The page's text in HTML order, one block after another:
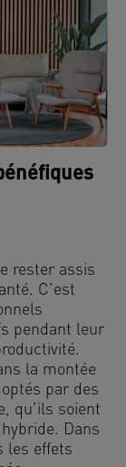
rester assis
C’est
pendant leur
la montée
par des
qu’ils soient
Dans
les effets